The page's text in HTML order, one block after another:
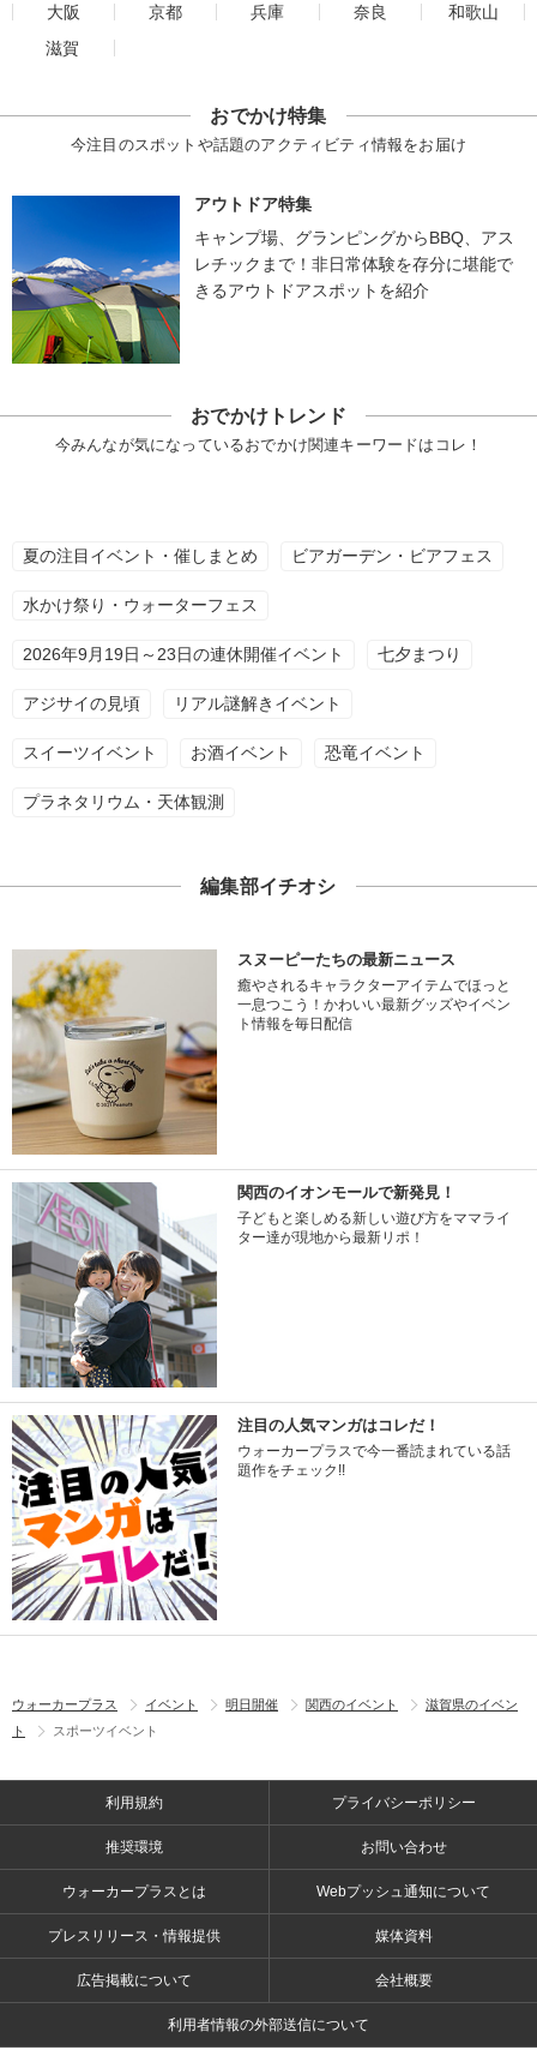
大阪
京都 兵庫 奈良
和歌山
滋賀
おでかけ特集
今注目のスポットや話題のアクティビティ情報をお届け
アウトドア特集
キャンプ場、グランピングからBBQ、アス
レチックまで！非日常体験を存分に堪能で
きるアウトドアスポットを紹介
おでかけトレンド
今みんなが気になっているおでかけ関連キーワードはコレ！
夏の注目イベント・催しまとめ ビアガーデン・ビアフェス
水かけ祭り・ウォーターフェス
2026年9月19日～23日の連休開催イベント 七夕まつり
アジサイの見頃 リアル謎解きイベント
スイーツイベント お酒イベント 恐竜イベント
プラネタリウム・天体観測
編集部イチオシ
スヌーピーたちの最新ニュース
癒やされるキャラクターアイテムでほっと
一息つこう！かわいい最新グッズやイベン
ト情報を毎日配信
関西のイオンモールで新発見！
子どもと楽しめる新しい遊び方をママライ
ター達が現地から最新リポ！
注目の人気マンガはコレだ！
ウォーカープラスで今一番読まれている話
題作をチェック!!
ウォーカープラス イベント 明日開催 関西のイベント
滋賀県のイベン
ト
スポーツイベント
利用規約 プライバシーポリシー
推奨環境 お問い合わせ
ウォーカープラスとは Webプッシュ通知について
プレスリリース・情報提供 媒体資料
広告掲載について 会社概要
利用者情報の外部送信について